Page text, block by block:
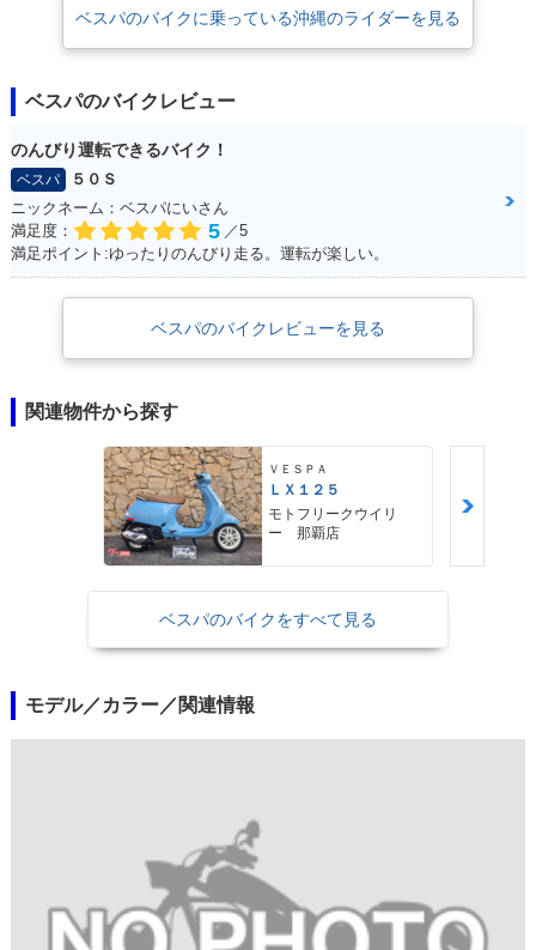
ベスパのバイクに乗っている沖縄のライダーを見る
ベスパのバイクレビュー
のんびり運転できるバイク！
ベスパ
５０Ｓ
ニックネーム：ベスパにいさん
満足度：
5 ／5
満足ポイント:ゆったりのんびり走る。運転が楽しい。
ベスパのバイクレビューを見る
関連物件から探す
ＶＥＳＰＡ
ＬＸ１２５
モトフリークウイリ
ー 那覇店
ベスパのバイクをすべて見る
モデル／カラー／関連情報